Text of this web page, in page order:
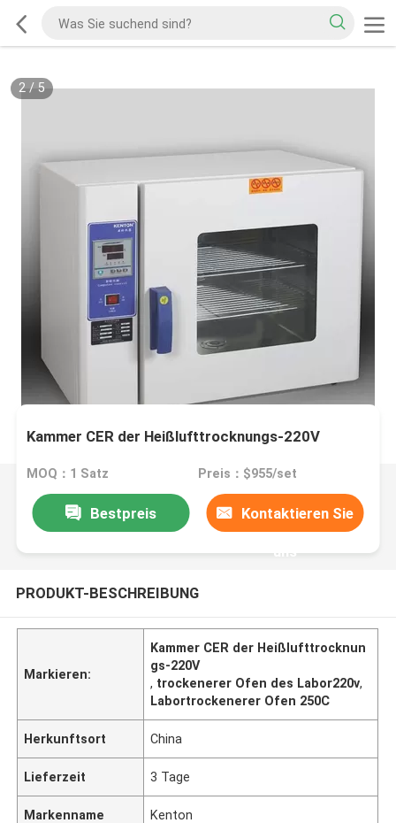
2/ 5
Kammer CER der Heißlufttrocknungs-220V
MOQ：1 Satz Preis：$955/set
Bestpreis Kontaktieren Sie
uns
PRODUKT-BESCHREIBUNG
Markieren:
Kammer CER der Heißlufttrocknun
gs-220V
, trockenerer Ofen des Labor220v,
Labortrockenerer Ofen 250C
Herkunftsort China
Lieferzeit 3 Tage
Markenname Kenton